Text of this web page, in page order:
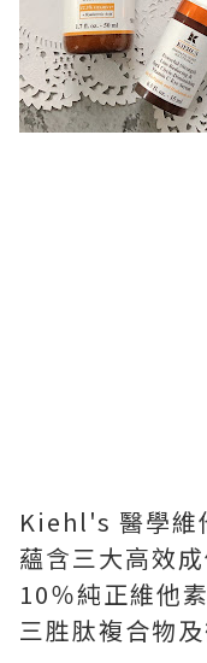
Kiehl's 醫學維
蘊含三大高效
10％純正維他
三胜肽複合物